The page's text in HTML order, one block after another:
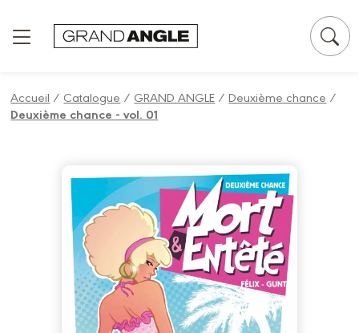
Accueil / Catalogue / GRAND ANGLE /Deuxième chance /
Deuxième chance - vol. 01